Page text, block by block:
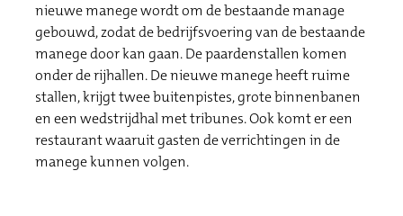
nieuwe manege wordt om de bestaande manage
gebouwd, zodat de bedrijfsvoering van de bestaande
manege door kan gaan. De paardenstallen komen
onder de rijhallen. De nieuwe manege heeft ruime
stallen, krijgt twee buitenpistes, grote binnenbanen
en een wedstrijdhal met tribunes. Ook komt er een
restaurant waaruit gasten de verrichtingen in de
manege kunnen volgen.